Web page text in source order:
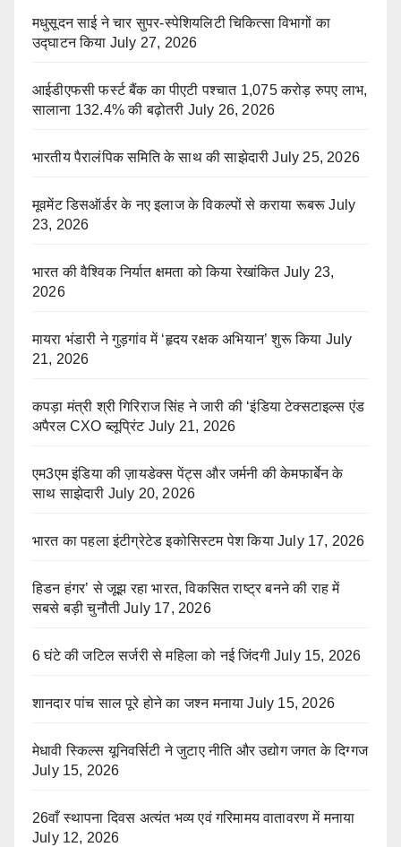
मधुसूदन साई ने चार सुपर-स्पेशियलिटी चिकित्सा विभागों का
उद्घाटन किया July 27, 2026
आईडीएफसी फर्स्ट बैंक का पीएटी पश्चात 1,075 करोड़ रुपए लाभ,
सालाना 132.4% की बढ़ोतरी July 26, 2026
भारतीय पैरालंपिक समिति के साथ की साझेदारी July 25, 2026
मूवमेंट डिसऑर्डर के नए इलाज के विकल्पों से कराया रूबरू July
23, 2026
भारत की वैश्विक निर्यात क्षमता को किया रेखांकित July 23,
2026
मायरा भंडारी ने गुड़गांव में ‘हृदय रक्षक अभियान’ शुरू किया July
21, 2026
कपड़ा मंत्री श्री गिरिराज सिंह ने जारी की ‘इंडिया टेक्सटाइल्स एंड
अपैरल CXO ब्लूप्रिंट July 21, 2026
एम3एम इंडिया की ज़ायडेक्स पेंट्स और जर्मनी की केमफार्बेन के
साथ साझेदारी July 20, 2026
भारत का पहला इंटीग्रेटेड इकोसिस्टम पेश किया July 17, 2026
हिडन हंगर’ से जूझ रहा भारत, विकसित राष्ट्र बनने की राह में
सबसे बड़ी चुनौती July 17, 2026
6 घंटे की जटिल सर्जरी से महिला को नई जिंदगी July 15, 2026
शानदार पांच साल पूरे होने का जश्न मनाया July 15, 2026
मेधावी स्किल्स यूनिवर्सिटी ने जुटाए नीति और उद्योग जगत के दिग्गज
July 15, 2026
26वाँ स्थापना दिवस अत्यंत भव्य एवं गरिमामय वातावरण में मनाया
July 12, 2026